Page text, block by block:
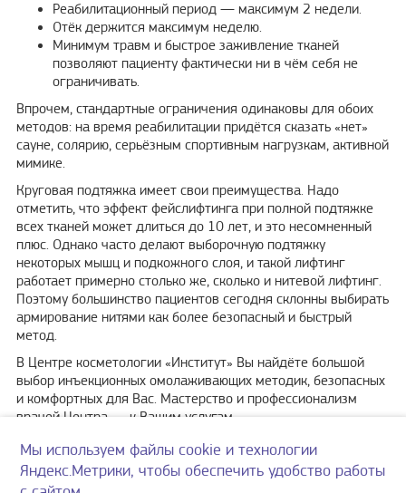
Реабилитационный период — максимум 2 недели.
Отёк держится максимум неделю.
Минимум травм и быстрое заживление тканей
позволяют пациенту фактически ни в чём себя не
ограничивать.
Впрочем, стандартные ограничения одинаковы для обоих
методов: на время реабилитации придётся сказать «нет»
сауне, солярию, серьёзным спортивным нагрузкам, активной
мимике.
Круговая подтяжка имеет свои преимущества. Надо
отметить, что эффект фейслифтинга при полной подтяжке
всех тканей может длиться до 10 лет, и это несомненный
плюс. Однако часто делают выборочную подтяжку
некоторых мышц и подкожного слоя, и такой лифтинг
работает примерно столько же, сколько и нитевой лифтинг.
Поэтому большинство пациентов сегодня склонны выбирать
армирование нитями как более безопасный и быстрый
метод.
В Центре косметологии «Институт» Вы найдёте большой
выбор инъекционных омолаживающих методик, безопасных
и комфортных для Вас. Мастерство и профессионализм
врачей Центра — к Вашим услугам.
Мы используем файлы cookie и технологии
Яндекс.Метрики, чтобы обеспечить удобство работы
г. Саранск, ул. Советская, д. 57
Согласие на обработку персональных данных